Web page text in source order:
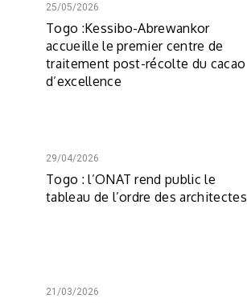
25/05/2026
Togo :Kessibo-Abrewankor
accueille le premier centre de
traitement post-récolte du cacao
d’excellence
29/04/2026
Togo : l’ONAT rend public le
tableau de l’ordre des architectes
21/03/2026